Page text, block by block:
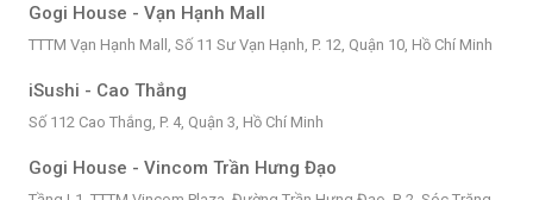
Gogi House - Vạn Hạnh Mall
TTTM Vạn Hạnh Mall, Số 11 Sư Vạn Hạnh, P. 12, Quận 10, Hồ Chí Minh
iSushi - Cao Thắng
Số 112 Cao Thắng, P. 4, Quận 3, Hồ Chí Minh
Gogi House - Vincom Trần Hưng Đạo